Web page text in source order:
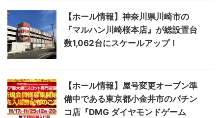
【ホール情報】神奈川県川崎市の
『マルハン川崎桜本店』が総設置台
数1,062台にスケールアップ！
【ホール情報】屋号変更オープン準
備中である東京都小金井市のパチン
コ店『DMG ダイヤモンドゲーム